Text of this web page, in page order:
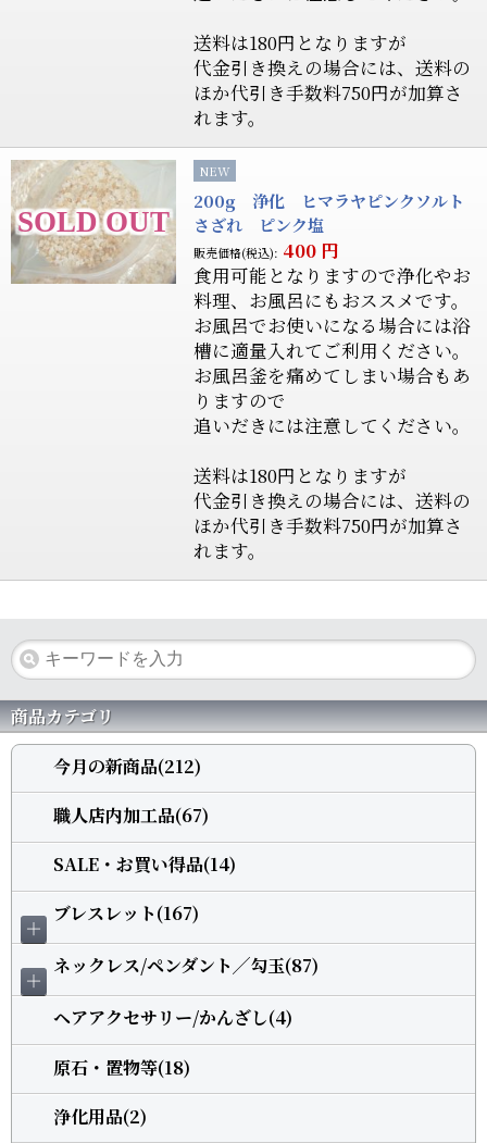
送料は180円となりますが
代金引き換えの場合には、送料の
ほか代引き手数料750円が加算さ
れます。
NEW
200g 浄化 ヒマラヤピンクソルト
さざれ ピンク塩
販売価格(税込): 400 円
食用可能となりますので浄化やお
料理、お風呂にもおススメです。
お風呂でお使いになる場合には浴
槽に適量入れてご利用ください。
お風呂釜を痛めてしまい場合もあ
りますので
追いだきには注意してください。
送料は180円となりますが
代金引き換えの場合には、送料の
ほか代引き手数料750円が加算さ
れます。
商品カテゴリ
今月の新商品(212)
職人店内加工品(67)
SALE・お買い得品(14)
＋
ブレスレット(167)
＋
ネックレス/ペンダント╱勾玉(87)
ヘアアクセサリー/かんざし(4)
原石・置物等(18)
浄化用品(2)